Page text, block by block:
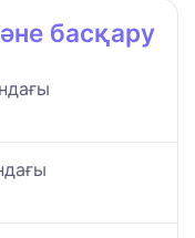
басқару